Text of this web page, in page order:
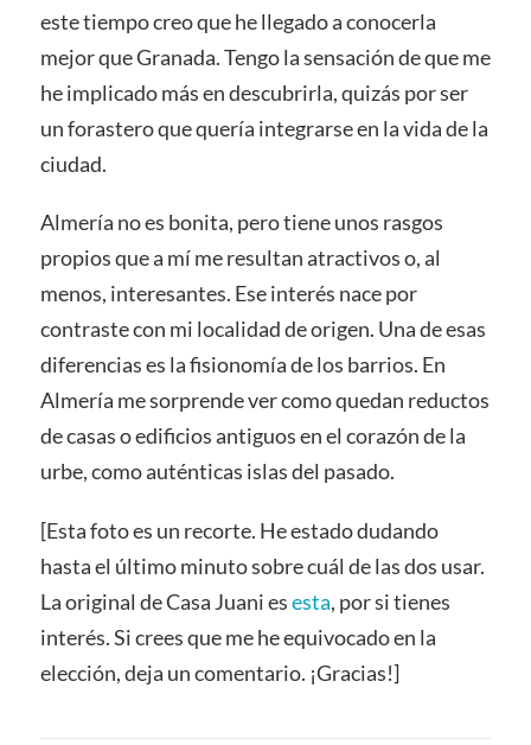
este tiempo creo que he llegado a conocerla
mejor que Granada. Tengo la sensación de que me
he implicado más en descubrirla, quizás por ser
un forastero que quería integrarse en la vida de la
ciudad.
Almería no es bonita, pero tiene unos rasgos
propios que a mí me resultan atractivos o, al
menos, interesantes. Ese interés nace por
contraste con mi localidad de origen. Una de esas
diferencias es la fisionomía de los barrios. En
Almería me sorprende ver como quedan reductos
de casas o edificios antiguos en el corazón de la
urbe, como auténticas islas del pasado.
[Esta foto es un recorte. He estado dudando
hasta el último minuto sobre cuál de las dos usar.
La original de Casa Juani esesta, por si tienes
interés. Si crees que me he equivocado en la
elección, deja un comentario. ¡Gracias!]